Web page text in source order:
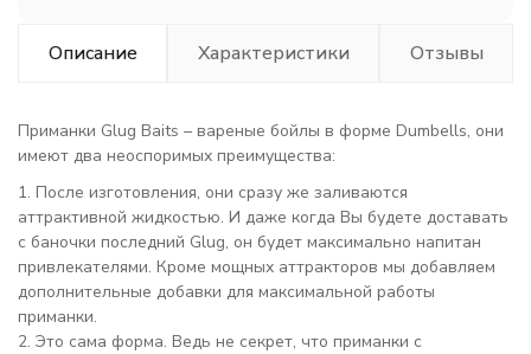
Описание Характеристики Отзывы
Приманки Glug Baits – вареные бойлы в форме Dumbells, они
имеют два неоспоримых преимущества:
1. После изготовления, они сразу же заливаются
аттрактивной жидкостью. И даже когда Вы будете доставать
с баночки последний Glug, он будет максимально напитан
привлекателями. Кроме мощных аттракторов мы добавляем
дополнительные добавки для максимальной работы
приманки.
2. Это сама форма. Ведь не секрет, что приманки с